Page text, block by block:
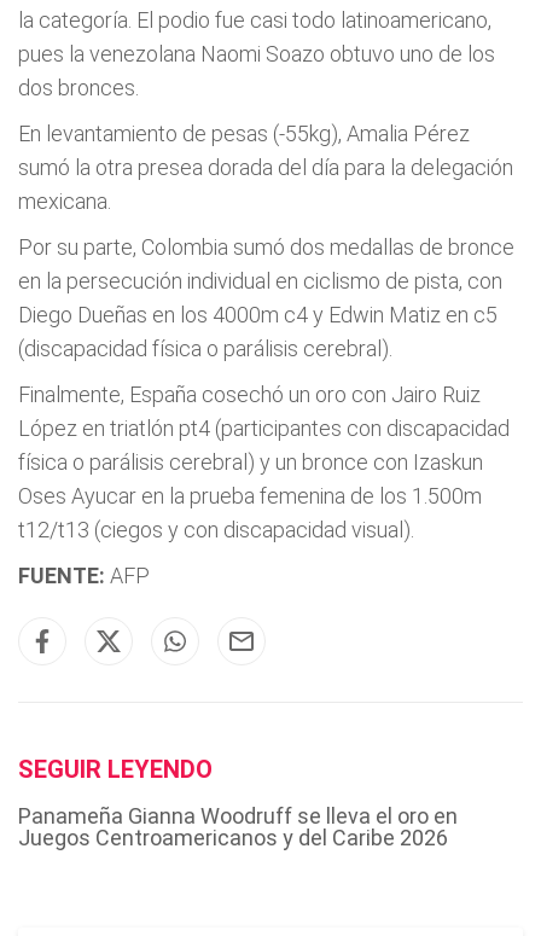
la categoría. El podio fue casi todo latinoamericano,
pues la venezolana Naomi Soazo obtuvo uno de los
dos bronces.
En levantamiento de pesas (-55kg), Amalia Pérez
sumó la otra presea dorada del día para la delegación
mexicana.
Por su parte, Colombia sumó dos medallas de bronce
en la persecución individual en ciclismo de pista, con
Diego Dueñas en los 4000m c4 y Edwin Matiz en c5
(discapacidad física o parálisis cerebral).
Finalmente, España cosechó un oro con Jairo Ruiz
López en triatlón pt4 (participantes con discapacidad
física o parálisis cerebral) y un bronce con Izaskun
Oses Ayucar en la prueba femenina de los 1.500m
t12/t13 (ciegos y con discapacidad visual).
FUENTE: AFP
SEGUIR LEYENDO
Panameña Gianna Woodruff se lleva el oro en
Juegos Centroamericanos y del Caribe 2026